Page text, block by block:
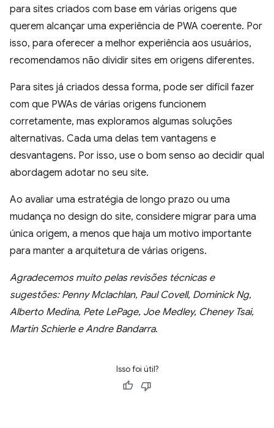
para sites criados com base em várias origens que
querem alcançar uma experiência de PWA coerente. Por
isso, para oferecer a melhor experiência aos usuários,
recomendamos não dividir sites em origens diferentes.
Para sites já criados dessa forma, pode ser difícil fazer
com que PWAs de várias origens funcionem
corretamente, mas exploramos algumas soluções
alternativas. Cada uma delas tem vantagens e
desvantagens. Por isso, use o bom senso ao decidir qual
abordagem adotar no seu site.
Ao avaliar uma estratégia de longo prazo ou uma
mudança no design do site, considere migrar para uma
única origem, a menos que haja um motivo importante
para manter a arquitetura de várias origens.
Agradecemos muito pelas revisões técnicas e
sugestões: Penny Mclachlan, Paul Covell, Dominick Ng,
Alberto Medina, Pete LePage, Joe Medley, Cheney Tsai,
Martin Schierle e Andre Bandarra.
Isso foi útil?